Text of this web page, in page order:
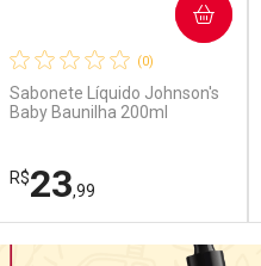
(0)
Sabonete Líquido Johnson's
Baby Baunilha 200ml
R$23,99
COMPRAR